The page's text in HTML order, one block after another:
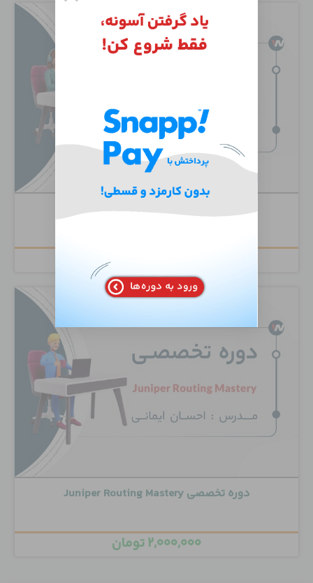
Cisco Unity Connection
تومان
دوره تخصصی Juniper Routing Mastery
۲,۰۰۰,۰۰۰تومان